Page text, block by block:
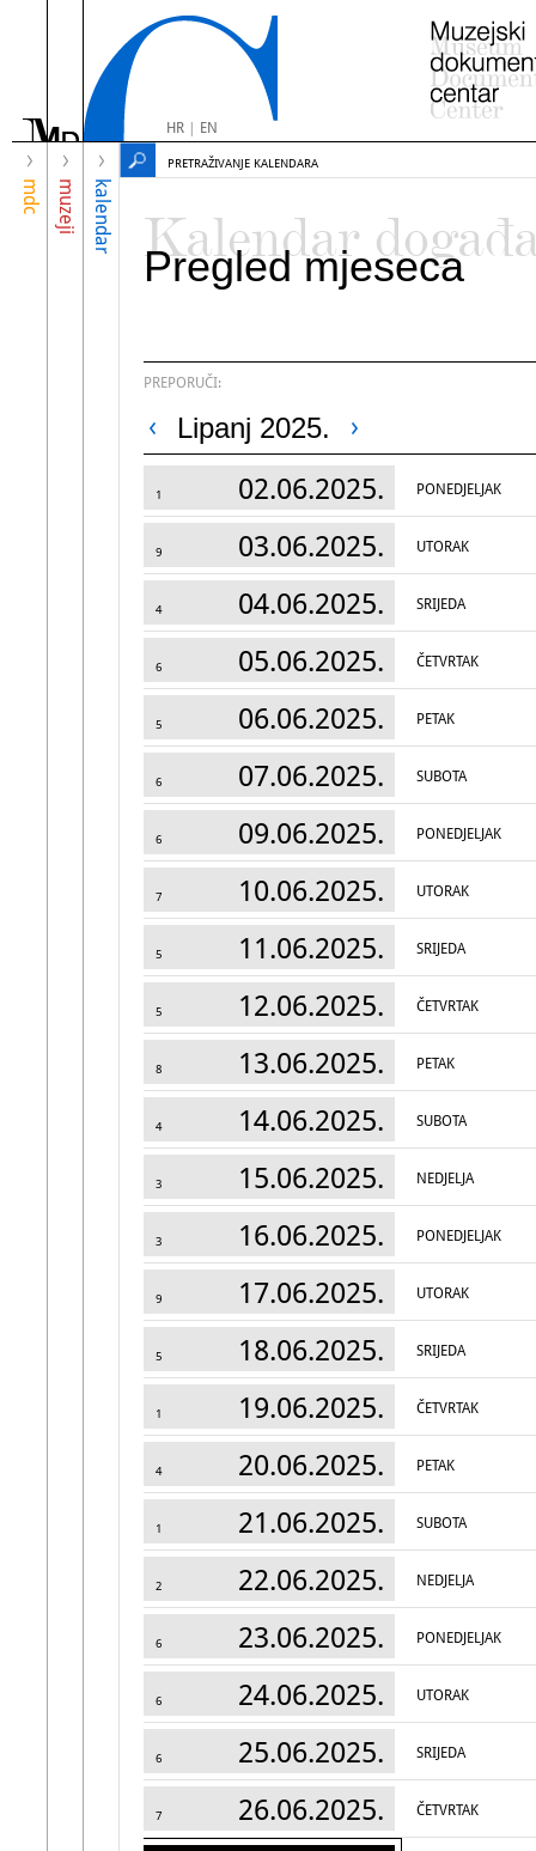
HR| EN
mdc muzeji kalendar
PRETRAŽIVANJE KALENDARA
Kalendar
Pregled mjeseca
PREPORUČI:
Lipanj 2025.
1 02.06.2025. PONEDJELJAK
9 03.06.2025. UTORAK
4 04.06.2025. SRIJEDA
6 05.06.2025. ČETVRTAK
5 06.06.2025. PETAK
6 07.06.2025. SUBOTA
6 09.06.2025. PONEDJELJAK
7 10.06.2025. UTORAK
5 11.06.2025. SRIJEDA
5 12.06.2025. ČETVRTAK
8 13.06.2025. PETAK
4 14.06.2025. SUBOTA
3 15.06.2025. NEDJELJA
3 16.06.2025. PONEDJELJAK
9 17.06.2025. UTORAK
5 18.06.2025. SRIJEDA
1 19.06.2025. ČETVRTAK
4 20.06.2025. PETAK
1 21.06.2025. SUBOTA
2 22.06.2025. NEDJELJA
6 23.06.2025. PONEDJELJAK
6 24.06.2025. UTORAK
6 25.06.2025. SRIJEDA
7 26.06.2025. ČETVRTAK